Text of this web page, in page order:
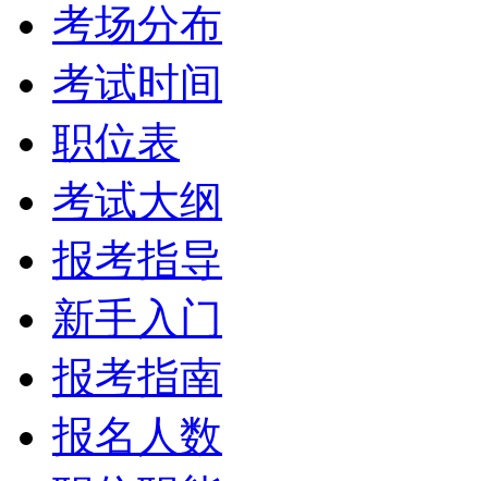
考场分布
考试时间
职位表
考试大纲
报考指导
新手入门
报考指南
报名人数